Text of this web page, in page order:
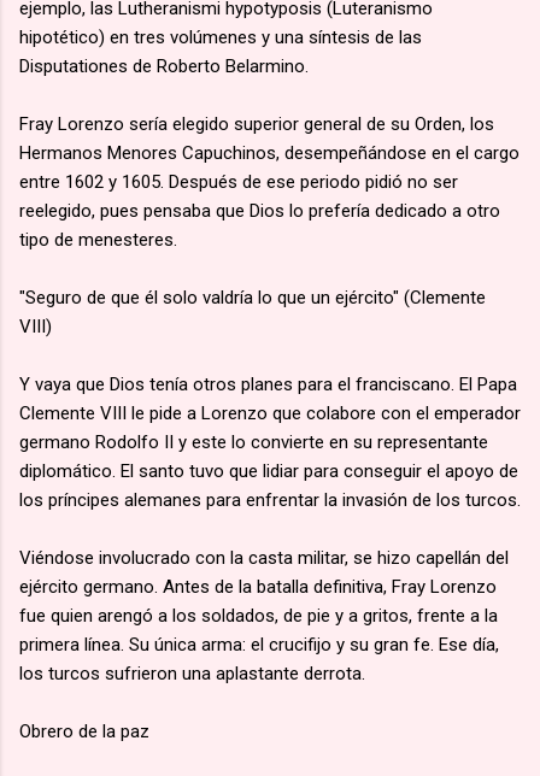
ejemplo, las Lutheranismi hypotyposis (Luteranismo
hipotético) en tres volúmenes y una síntesis de las
Disputationes de Roberto Belarmino.
Fray Lorenzo sería elegido superior general de su Orden, los
Hermanos Menores Capuchinos, desempeñándose en el cargo
entre 1602 y 1605. Después de ese periodo pidió no ser
reelegido, pues pensaba que Dios lo prefería dedicado a otro
tipo de menesteres.
"Seguro de que él solo valdría lo que un ejército" (Clemente
VIII)
Y vaya que Dios tenía otros planes para el franciscano. El Papa
Clemente VIII le pide a Lorenzo que colabore con el emperador
germano Rodolfo II y este lo convierte en su representante
diplomático. El santo tuvo que lidiar para conseguir el apoyo de
los príncipes alemanes para enfrentar la invasión de los turcos.
Viéndose involucrado con la casta militar, se hizo capellán del
ejército germano. Antes de la batalla definitiva, Fray Lorenzo
fue quien arengó a los soldados, de pie y a gritos, frente a la
primera línea. Su única arma: el crucifijo y su gran fe. Ese día,
los turcos sufrieron una aplastante derrota.
Obrero de la paz